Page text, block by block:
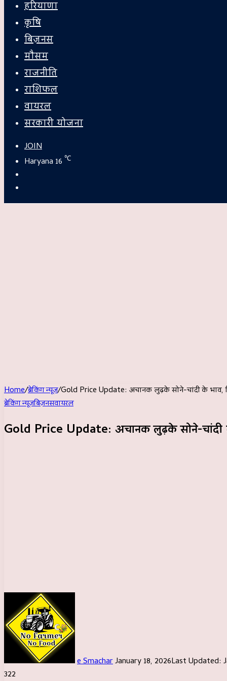
हरियाणा
कृषि
बिज़नस
मौसम
राजनीति
राशिफल
वायरल
सरकारी योजना
JOIN
Haryana 16 ℃
for
Home/ब्रेकिंग न्यूज़/Gold Price Update: अचानक लुढ़के सोने-चांदी के भाव,
ब्रेकिंग न्यूज़बिज़नसवायरल
Gold Price Update: अचानक लुढ़के सोने-चांदी
e SmacharJanuary 18, 2026Last Updated:
322